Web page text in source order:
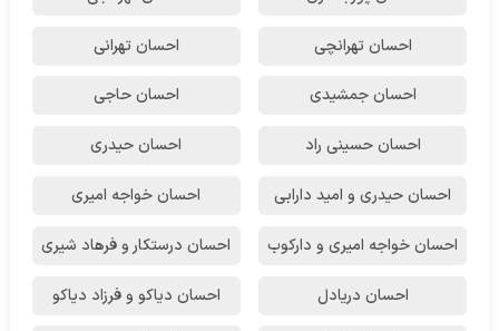
احسان تهرانچی احسان تهرانی
احسان جمشیدی احسان حاجی
احسان حسینی راد احسان حیدری
احسان حیدری و امید دارابی احسان خواجه امیری
احسان خواجه امیری و دارکوب احسان درستكار و فرهاد شيرى
احسان دریادل احسان دیاکو و فرزاد دیاکو